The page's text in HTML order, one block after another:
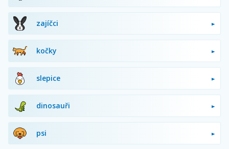
zajíčci
kočky
slepice
dinosauři
psi